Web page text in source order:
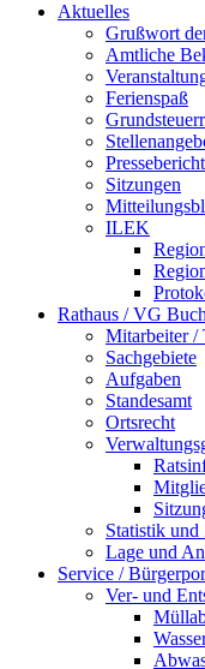
Aktuelles
Grußwort
Amtliche
Ferienspaß
Sitzungen
ILEK
Rathaus / VG Buch
Mitarbeiter /
Sachgebiete
Aufgaben
Standesamt
Ortsrecht
Statistik und
Lage und
Service /
Ver- und